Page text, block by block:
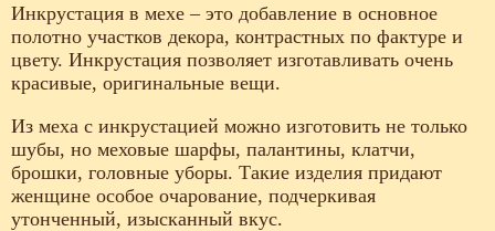
Инкрустация в мехе – это добавление в основное
полотно участков декора, контрастных по фактуре и
цвету. Инкрустация позволяет изготавливать очень
красивые, оригинальные вещи.
Из меха с инкрустацией можно изготовить не только
шубы, но меховые шарфы, палантины, клатчи,
брошки, головные уборы. Такие изделия придают
женщине особое очарование, подчеркивая
утонченный, изысканный вкус.